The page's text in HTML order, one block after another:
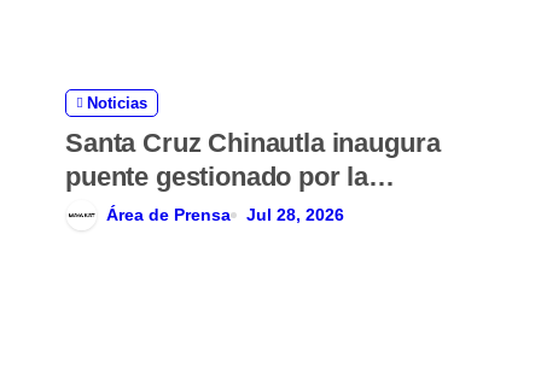
s
Noticias
Santa Cruz Chinautla inaugura
puente gestionado por la
comunidad
Área de Prensa Jul 28, 2026